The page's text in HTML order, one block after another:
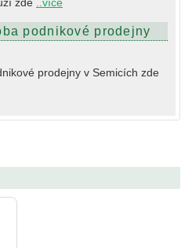
podnikové prodejny
prodejny v Semicích zde